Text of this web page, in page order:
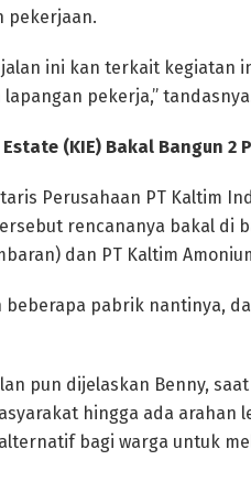
pekerjaan.
jalan ini kan terkait kegiatan
pekerja,”
(KIE) Bakal Bangun 2
Perusahaan PT Kaltim
rencananya bakal di
dan PT Kaltim
beberapa pabrik nantinya,
pun dijelaskan Benny,
hingga ada arahan
bagi warga untuk